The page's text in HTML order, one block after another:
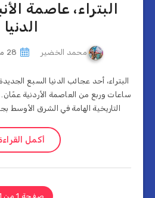
البتراء، عاصمة
الدنيا
محمد الخضير 28 مايو، 2020
ساعات وربع من العاصمة الأردنية
التاريخية الهامة في الشرق الأوسط
أكمل
صفحة 1 من 1